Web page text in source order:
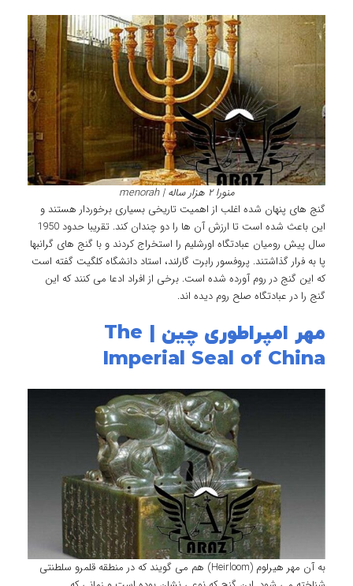
منورا ۲ هزار ساله | menorah
گنج های پنهان شده اغلب از اهمیت تاریخی بسیاری برخوردار هستند و
این باعث شده است تا ارزش آن ها را دو چندان کند. تقریبا حدود 1950
سال پیش رومیان عبادتگاه اورشلیم را استخراج کردند و با گنج های گرانبها
پا به فرار گذاشتند. پروفسور رابرت گارلند، استاد دانشگاه کلگیت گفته است
که این گنج در روم آورده شده است. برخی از افراد ادعا می کنند که این
گنج را در عبادتگاه صلح روم دیده اند.
مهر امپراطوری چین | The
Imperial Seal of China
به آن مهر هیرلوم (Heirloom) هم می گویند که در منطقه قلمرو سلطنتی